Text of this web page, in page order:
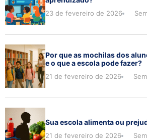
23 de fevereiro de 2026
Por que as mochilas dos
e o que a escola pode fazer?
21 de fevereiro de 2026
Sua escola alimenta ou
21 de fevereiro de 2026